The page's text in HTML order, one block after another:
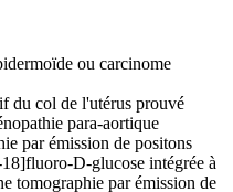
ou carcinome
du col de l'utérus prouvé
para-aortique
par émission de positons
D-glucose intégrée à
tomographie par émission de